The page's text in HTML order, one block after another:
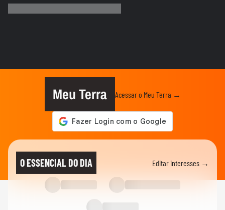
sua essência” | Marina...
Flávio Bolsonaro cita eleições no Brasil e
diz em audiência nos...
Flávio Bolsonaro critica Lula antes de
participar de audiência...
Lula reage a documento enviado por
Flávio Bolsonaro aos EUA: ‘Mais...
Meu Terra Acessar o Meu Terra →
O ESSENCIAL DO DIA Editar interesses →